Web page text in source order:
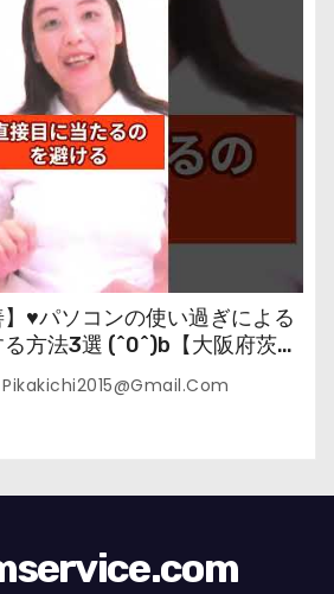
】♥パソコンの使い過ぎによる
方法3選 (^0^)b【大阪府茨木
・整体師が教えます。】
Pikakichi2015@gmail.com